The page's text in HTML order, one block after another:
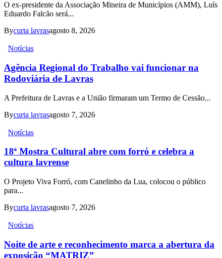
O ex-presidente da Associação Mineira de Municípios (AMM), Luís
Eduardo Falcão será...
Bycurta lavrasagosto 8, 2026
Notícias
Agência Regional do Trabalho vai funcionar na
Rodoviária de Lavras
A Prefeitura de Lavras e a União firmaram um Termo de Cessão...
Bycurta lavrasagosto 7, 2026
Notícias
18ª Mostra Cultural abre com forró e celebra a
cultura lavrense
O Projeto Viva Forró, com Canelinho da Lua, colocou o público
para...
Bycurta lavrasagosto 7, 2026
Notícias
Noite de arte e reconhecimento marca a abertura da
exposição “MATRIZ”